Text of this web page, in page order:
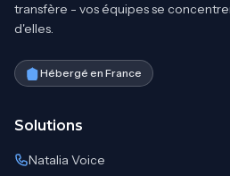
transfère - vos équipes se
d'elles.
Hébergé en France
Solutions
Natalia Voice